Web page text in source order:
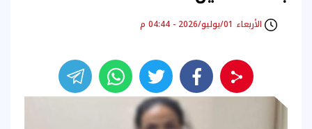
الأربعاء 01/يوليو/2026 - 04:44 م